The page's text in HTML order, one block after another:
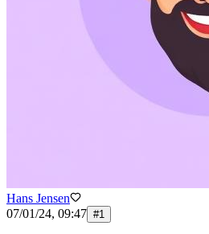
Hans Jensen
07/01/24, 09:47 #1